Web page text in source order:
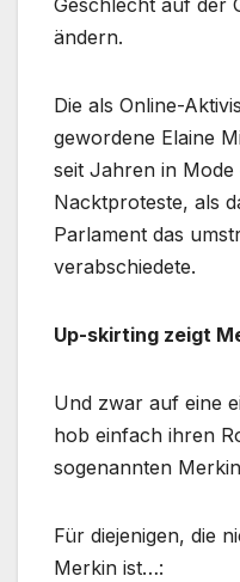
Geschlecht auf der
ändern.
Die als Online-
gewordene Elaine
seit Jahren in Mode
Nacktproteste, als
Parlament das
verabschiedete.
Up-skirting zeigt
Und zwar auf eine
hob einfach ihren
sogenannten
Für diejenigen, die
Merkin ist…: